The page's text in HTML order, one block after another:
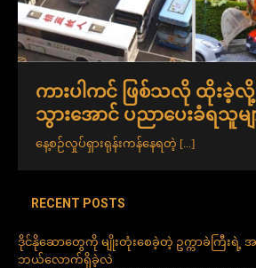
ကားပါကင် ဖြစ်သလို ထိုးခဲ့လို့
သွားအောင် ပညာပေးခံရသူမျ
နေ့စဉ်လှုပ်ရှားရုန်းကန်နေရတဲ့ [...]
RECENT POSTS
ဒိုင်နိုဆောတွေကို မျိုးတုံးစေခဲ့တဲ့ ဥက္ကာခဲကြီးရဲ့ အ
ဘယ်လောက်ရှိခဲ့လဲ